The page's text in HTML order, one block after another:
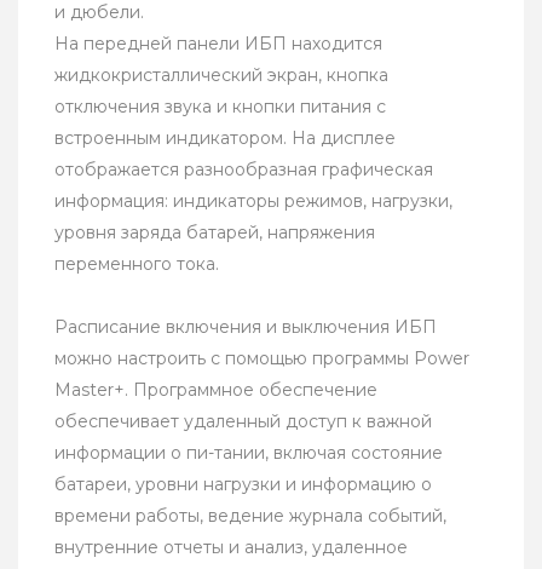
и дюбели.
На передней панели ИБП находится
жидкокристаллический экран, кнопка
отключения звука и кнопки питания с
встроенным индикатором. На дисплее
отображается разнообразная графическая
информация: индикаторы режимов, нагрузки,
уровня заряда батарей, напряжения
переменного тока.
Расписание включения и выключения ИБП
можно настроить с помощью программы Power
Master+. Программное обеспечение
обеспечивает удаленный доступ к важной
информации о пи-тании, включая состояние
батареи, уровни нагрузки и информацию о
времени работы, ведение журнала событий,
внутренние отчеты и анализ, удаленное